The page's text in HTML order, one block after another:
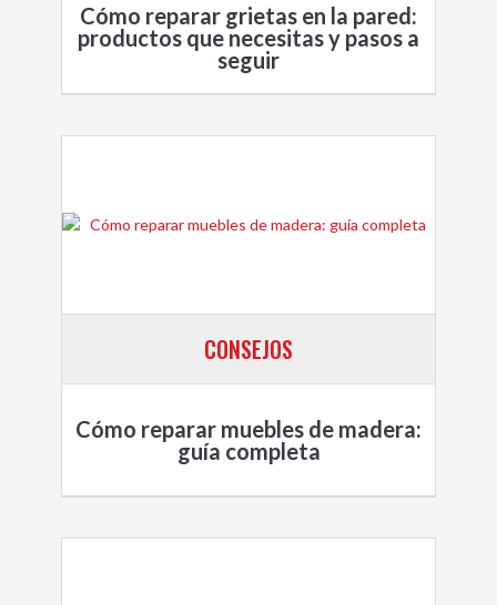
Cómo reparar grietas en la pared:
productos que necesitas y pasos a
seguir
CONSEJOS
Cómo reparar muebles de madera:
guía completa